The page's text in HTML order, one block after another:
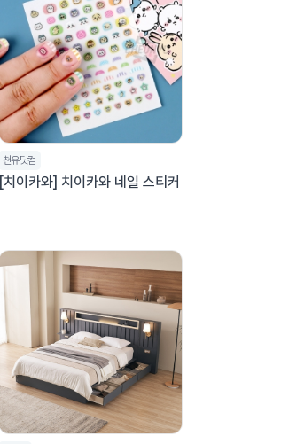
천유닷컴
[치이카와] 치이카와 네일 스티커